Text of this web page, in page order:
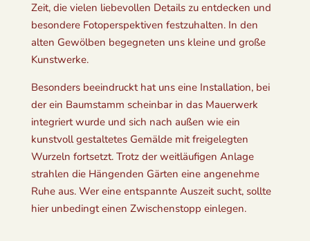
Zeit, die vielen liebevollen Details zu entdecken und
besondere Fotoperspektiven festzuhalten. In den
alten Gewölben begegneten uns kleine und große
Kunstwerke.
Besonders beeindruckt hat uns eine Installation, bei
der ein Baumstamm scheinbar in das Mauerwerk
integriert wurde und sich nach außen wie ein
kunstvoll gestaltetes Gemälde mit freigelegten
Wurzeln fortsetzt. Trotz der weitläufigen Anlage
strahlen die Hängenden Gärten eine angenehme
Ruhe aus. Wer eine entspannte Auszeit sucht, sollte
hier unbedingt einen Zwischenstopp einlegen.